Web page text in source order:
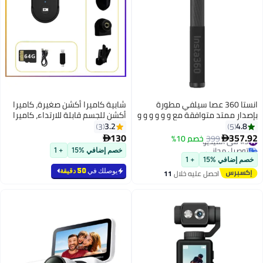
انستا 360 عصا سيلفي مطورة
بإصدار ممتد متوافقة مع و و و و و و
أسود
4.8
5
357.92
399 خصم 10% #5 في الفيديو
توصيل مجاني
#5 في الفيديو
خصم إضافي %15 + 1
احصل عليه خلال 11
اغسطس
شابية كاميرا أكشن صغيرة، كاميرا
أكشن للجسم قابلة للارتداء، كاميرا
فيديو أكشن محمولة ممتازة، كاميرا
تسجيل بدون استخدام اليدين بحجم
الإبهام، للسفر والحيوانات الأليفة
والتصوير تحت الماء (تحتوي على
بطاقة ذاكرة 64 جيجابايت، كابل
بيانات، محول، غطاء سيليكون،
3.2
3
130
خصم إضافي %15 + 1
يوصلك في50 دقيقة